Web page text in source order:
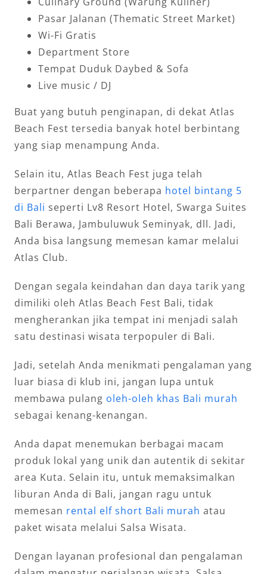
Pasar Jalanan (Thematic Street Market)
Wi-Fi Gratis
Department Store
Tempat Duduk Daybed & Sofa
Live music / DJ
Buat yang butuh penginapan, di dekat Atlas
Beach Fest tersedia banyak hotel berbintang
yang siap menampung Anda.
Selain itu, Atlas Beach Fest juga telah
berpartner dengan beberapa hotel bintang 5
di Bali seperti Lv8 Resort Hotel, Swarga Suites
Bali Berawa, Jambuluwuk Seminyak, dll. Jadi,
Anda bisa langsung memesan kamar melalui
Atlas Club.
Dengan segala keindahan dan daya tarik yang
dimiliki oleh Atlas Beach Fest Bali, tidak
mengherankan jika tempat ini menjadi salah
satu destinasi wisata terpopuler di Bali.
Jadi, setelah Anda menikmati pengalaman yang
luar biasa di klub ini, jangan lupa untuk
membawa pulang oleh-oleh khas Bali murah
sebagai kenang-kenangan.
Anda dapat menemukan berbagai macam
produk lokal yang unik dan autentik di sekitar
area Kuta. Selain itu, untuk memaksimalkan
liburan Anda di Bali, jangan ragu untuk
memesan rental elf short Bali murah atau
paket wisata melalui Salsa Wisata.
Dengan layanan profesional dan pengalaman